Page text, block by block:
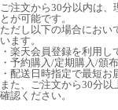
ご注文から30分以内は
とが可能です。
ただし以下の場合におい
います。
・楽天会員登録を利用し
・予約購入/定期購入/頒
・配送日時指定で最短
また、ご注文から30分
確認ください。